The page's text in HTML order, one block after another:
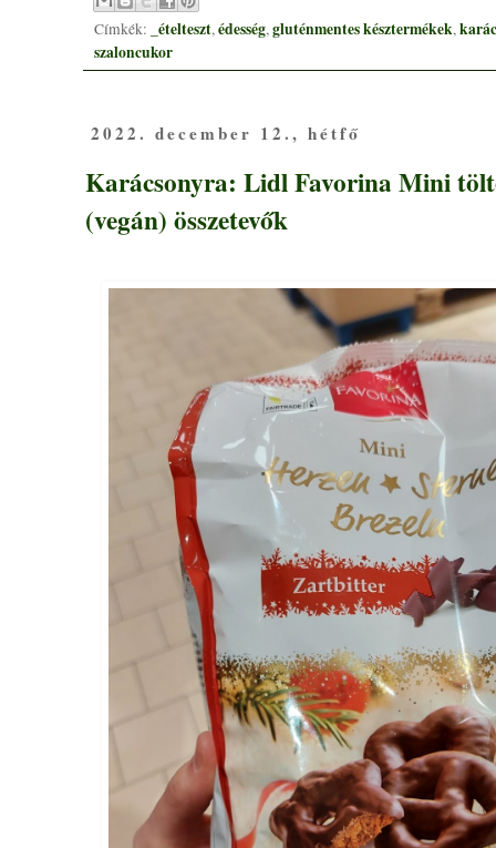
Címkék: _ételteszt,édesség,gluténmentes késztermékek,
szaloncukor
2022. december 12., hétfő
Karácsonyra: Lidl Favorina Mini
(vegán) összetevők